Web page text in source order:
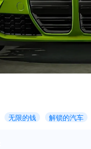
无限的钱 解锁的汽车